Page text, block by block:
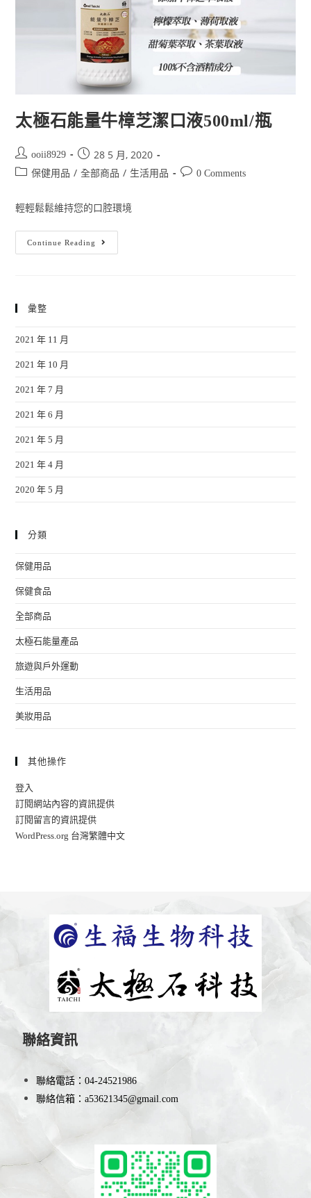
太極石能量牛樟芝潔口液500ml/瓶
ooii8929 28 5 月, 2020
保健用品 / 全部商品 / 生活用品 0 Comments
輕輕鬆鬆維持您的口腔環境
Continue Reading
彙整
2021 年 11 月
2021 年 10 月
2021 年 7 月
2021 年 6 月
2021 年 5 月
2021 年 4 月
2020 年 5 月
分類
保健用品
保健食品
全部商品
太極石能量產品
旅遊與戶外運動
生活用品
美妝用品
其他操作
登入
訂閱網站內容的資訊提供
訂閱留言的資訊提供
WordPress.org 台灣繁體中文
聯絡資訊
聯絡電話：04-24521986
聯絡信箱：a53621345@gmail.com